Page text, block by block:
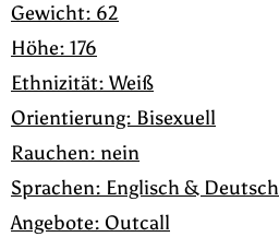
Gewicht: 62
Höhe: 176
Ethnizität: Weiß
Orientierung: Bisexuell
Rauchen: nein
Sprachen: Englisch & Deutsch
Angebote: Outcall